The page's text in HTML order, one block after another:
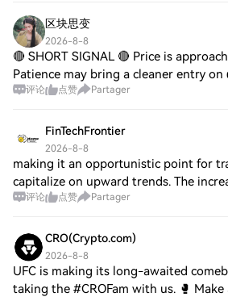
区块思变
2026-8-8
🔴 SHORT SIGNAL 🔴 Price is
Patience may bring a cleaner entry on
Near Entry Risk Level: 0.01362 Short
评论 点赞 Partager
FinTechFrontier
2026-8-8
making it an opportunistic point for
capitalize on upward trends. The
positive speculation potentially linked
评论 点赞 Partager
CRO(Crypto.com)
2026-8-8
UFC is making its long-awaited
taking the #CROFam with us. 🥊